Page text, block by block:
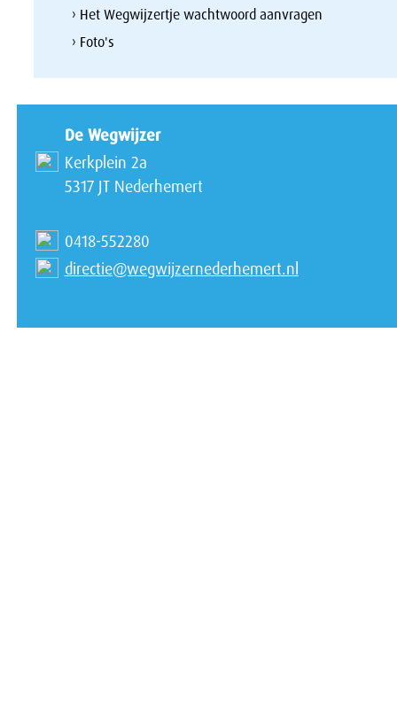
› Het Wegwijzertje wachtwoord aanvragen
› Foto's
De Wegwijzer
Kerkplein 2a
5317 JT Nederhemert
0418-552280
directie@wegwijzernederhemert.nl